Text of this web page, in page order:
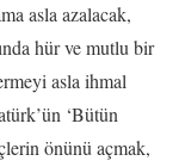
asla azalacak,
hür ve mutlu bir
asla ihmal
‘Bütün
önünü açmak,